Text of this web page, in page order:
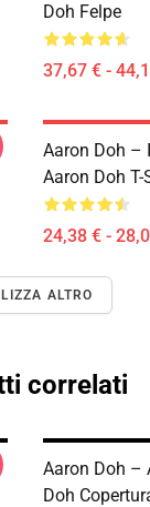
Doh Felpe
37,67 € -
Aaron Doh –
Aaron Doh T-
24,38 € -
ALTRO
correlati
Aaron Doh –
Doh